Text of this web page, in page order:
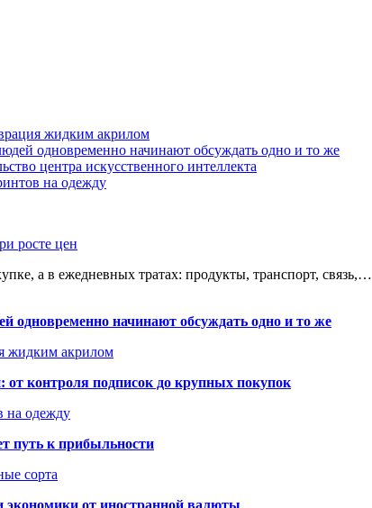
жидким акрилом
одновременно начинают обсуждать одно и то же
центра искусственного интеллекта
на одежду
росте цен
а в ежедневных тратах: продукты, транспорт, связь,…
одновременно начинают обсуждать одно и то же
жидким акрилом
контроля подписок до крупных покупок
на одежду
путь к прибыльности
сорта
экономики от иностранной валюты